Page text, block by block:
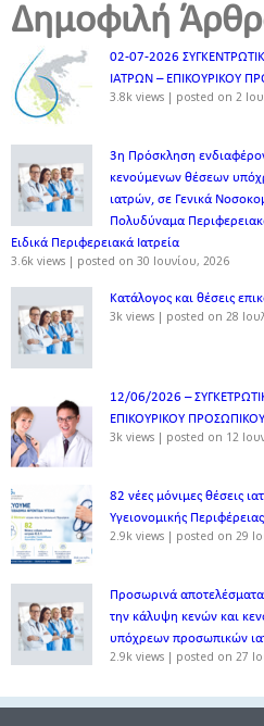
Δημοφιλή
02-07-2026
ΙΑΤΡΩΝ – ΕΠΙΚΟΥΡΙΚΟΥ
3.8k views | posted on 2
3η Πρόσκληση
κενούμενων θέσεων
ιατρών, σε Γενικά
Πολυδύναμα
Ειδικά Περιφερειακά Ιατρεία
3.6k views | posted on 30 Ιουνίου, 2026
Κατάλογος και θέσεις
3k views | posted on 28
12/06/2026 –
ΕΠΙΚΟΥΡΙΚΟΥ
3k views | posted on 12
82 νέες μόνιμες θέσεις
Υγειονομικής Περιφέρειας
2.9k views | posted on 29
Προσωρινά
την κάλυψη κενών και
υπόχρεων προσωπικών
2.9k views | posted on 27